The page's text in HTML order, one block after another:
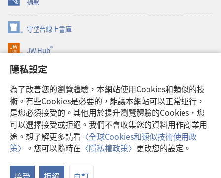
隱私設定
為了改善您的瀏覽體驗，本網站使用Cookies和類似的技
術。有些Cookies是必要的，能讓本網站可以正常運行，
是您必須接受的。其他用於提升瀏覽體驗的Cookies，您
可以選擇接受或拒絕。我們不會收集您的資料用作商業用
途。想了解更多請看 〈全球Cookies和類似技術使用政
策〉 。您可以隨時在 〈隱私權政策〉 更改您的設定。
（開
啟
新
視
窗）
守望台線上書庫
（開
啟
新
窗）
JW Hub®
（開
啟
新
窗）
JW Library®
Watchtower Library
Copyright© 2026 Watch Tower Bible and Tract Society of Pennsylvania.
使用條款 |隱私權政策| 隱私設定